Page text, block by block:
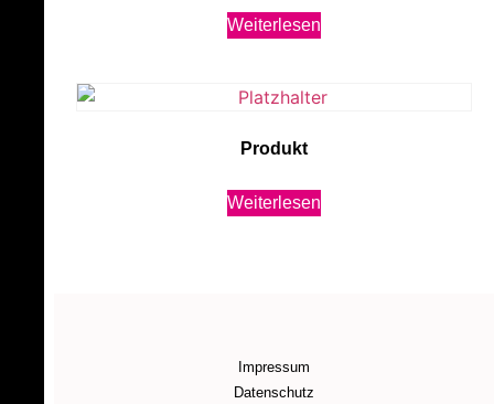
Weiterlesen
Produkt
Weiterlesen
Impressum
Datenschutz